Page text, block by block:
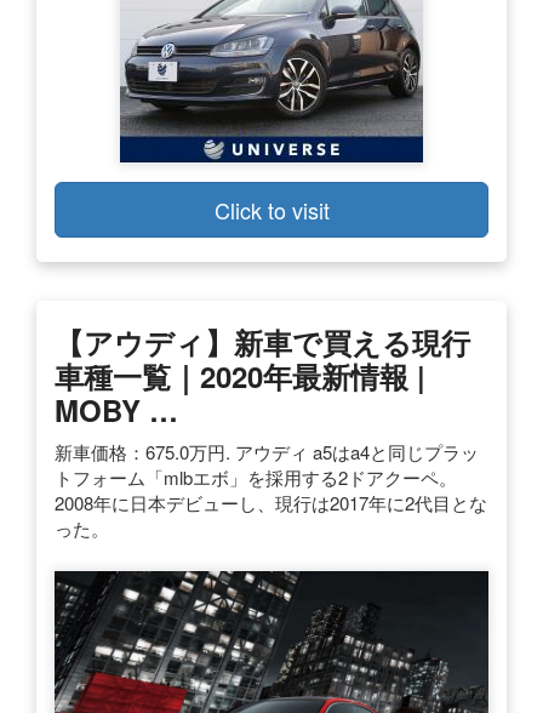
Click to visit
【アウディ】新車で買える現行
車種一覧｜2020年最新情報 |
MOBY …
新車価格：675.0万円. アウディ a5はa4と同じプラッ
トフォーム「mlbエボ」を採用する2ドアクーペ。
2008年に日本デビューし、現行は2017年に2代目とな
った。